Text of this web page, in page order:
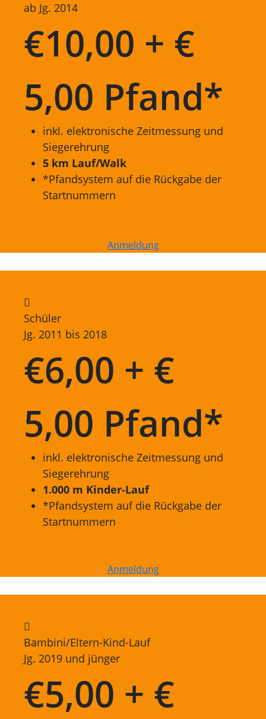
ab Jg. 2014
€10,00 + €
5,00 Pfand*
inkl. elektronische Zeitmessung und
Siegerehrung
5 km Lauf/Walk
*Pfandsystem auf die Rückgabe der
Startnummern
Anmeldung
Schüler
Jg. 2011 bis 2018
€6,00 + €
5,00 Pfand*
inkl. elektronische Zeitmessung und
Siegerehrung
1.000 m Kinder-Lauf
*Pfandsystem auf die Rückgabe der
Startnummern
Anmeldung
Bambini/Eltern-Kind-Lauf
Jg. 2019 und jünger
€5,00 + €